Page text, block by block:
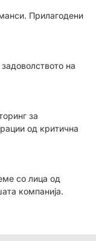
Прилагодени
на
за
од критична
со лица од
компанија.